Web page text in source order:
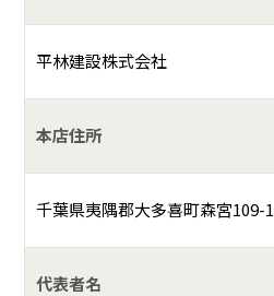
平林建設株式会社
本店住所
千葉県夷隅郡大多喜町森宮109-1
代表者名